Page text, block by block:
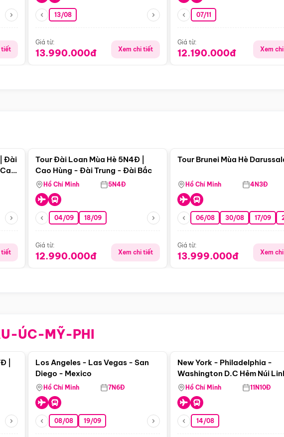
tiết
13/08
Giá từ:
13.990.000đ Xem chi tiết
07/11
Giá từ:
12.190.000đ Xem
Đài
tiết
Tour Đài Loan Mùa Hè 5N4Đ |
Cao Hùng - Đài Trung - Đài Bắc
Hồ Chí Minh 5N4Đ
04/09 18/09
Giá từ:
12.990.000đ Xem chi tiết
Tour Brunei Mùa Hè
Hồ Chí Minh 4N3Đ
06/08 30/08 17/09
Giá từ:
13.999.000đ Xem
ÚC-MỸ-PHI
|
Los Angeles - Las Vegas - San
Diego - Mexico
Hồ Chí Minh 7N6Đ
08/08 19/09
New York - Philadelphia -
Washington D.C Hẻm Núi
Dương - Horseshoe Bend -
- Phoenix
Hồ Chí Minh 11N10Đ
14/08